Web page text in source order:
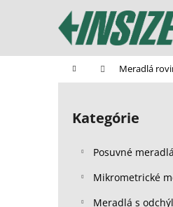
Domov Meradlá
B
Preskočiť
kategórie
Kategórie
Posuvné meradlá
Mikrometrické
Meradlá s
í
Späť
do
Späť
do